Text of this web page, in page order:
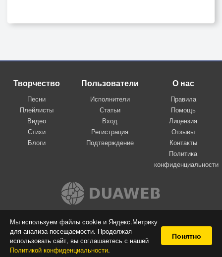
Мы используем файлы cookie и Яндекс.Метрику
для анализа посещаемости. Продолжая
использовать сайт, вы соглашаетесь с нашей
Политикой конфиденциальности.
Понятно
Творчество
Песни
Плейлисты
Видео
Стихи
Блоги
Пользователи
Исполнители
Статьи
Вход
Регистрация
Подтверждение
О нас
Правила
Помощь
Лицензия
Отзывы
Контакты
Политика
конфиденциальности
Вконтакте
© 2009-2026 Я-пою
Музыкальный сайт самовыражения